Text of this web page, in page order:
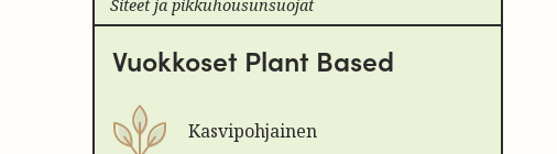
Siteet ja pikkuhousunsuojat
Vuokkoset Plant Based
Kasvipohjainen